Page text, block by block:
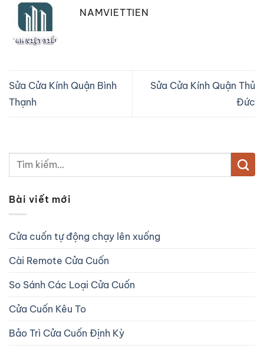
NAMVIETTIEN
Sửa Cửa Kính Quận Bình
Thạnh
Sửa Cửa Kính Quận Thủ
Đức
Bài viết mới
Cửa cuốn tự động chạy lên xuống
Cài Remote Cửa Cuốn
So Sánh Các Loại Cửa Cuốn
Cửa Cuốn Kêu To
Bảo Trì Cửa Cuốn Định Kỳ